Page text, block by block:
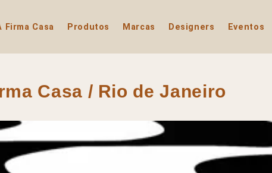
Firma Casa Produtos Marcas Designers Eventos
Casa / Rio de Janeiro